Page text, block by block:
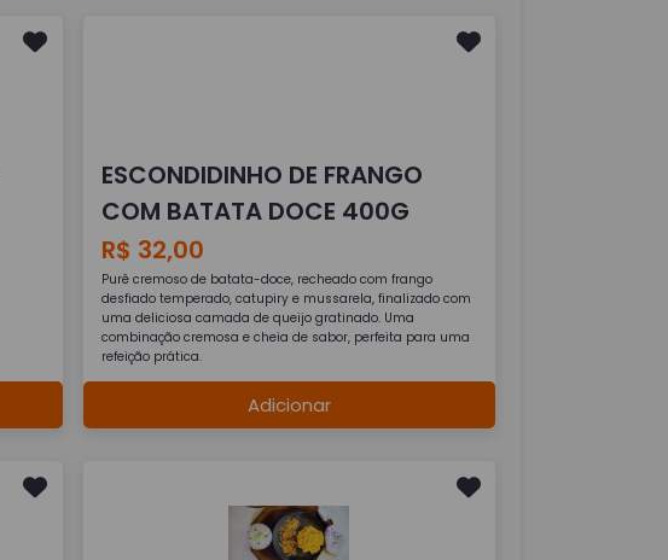
ESCONDIDINHO DE FRANGO
COM BATATA DOCE 400G
R$ 32,00
Purê cremoso de batata-doce, recheado com frango
desfiado temperado, catupiry e mussarela, finalizado com
uma deliciosa camada de queijo gratinado. Uma
combinação cremosa e cheia de sabor, perfeita para uma
refeição prática.
Adicionar